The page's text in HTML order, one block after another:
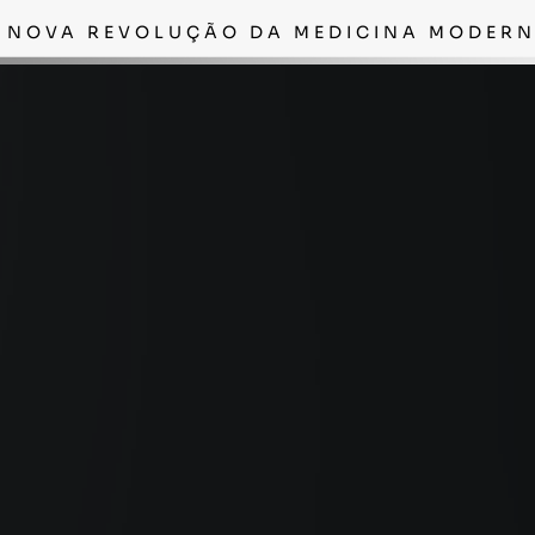
NOVA REVOLUÇÃO DA MEDICINA